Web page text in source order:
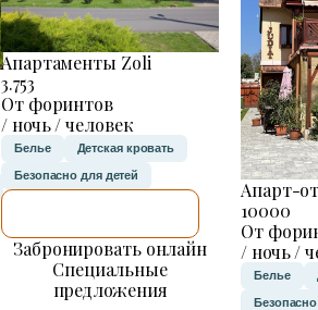
Апартаменты Zoli
3.753
От форинтов
/ ночь / человек
Белье Детская кровать
Безопасно для детей
Забронировать онлайн
Специальные
предложения
Апарт-
10000
От
/ ночь /
Белье